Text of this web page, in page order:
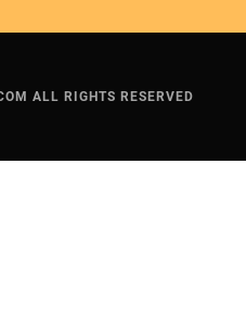
ALL RIGHTS RESERVED